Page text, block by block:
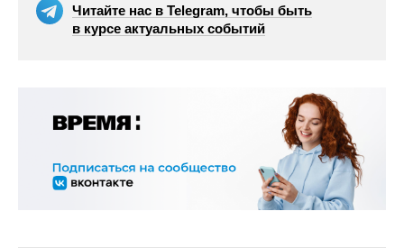
Читайте нас в Telegram, чтобы быть
в курсе актуальных событий